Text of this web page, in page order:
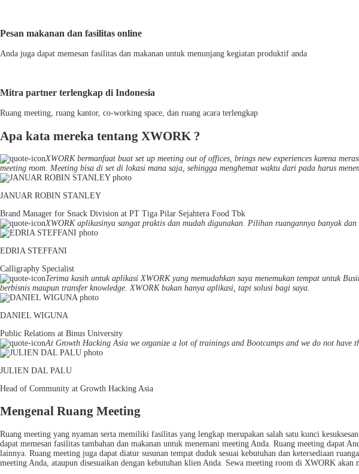
Pesan makanan dan fasilitas online
Anda juga dapat memesan fasilitas dan makanan untuk menunjang kegiatan produktif anda
Mitra partner terlengkap di Indonesia
Ruang meeting, ruang kantor, co-working space, dan ruang acara terlengkap
Apa kata mereka tentang XWORK ?
XWORK bermanfaat buat set up meeting out of offices, brings new experiences karena
meeting room. Meeting bisa di set di lokasi mana saja, sehingga menghemat waktu dari pada harus
JANUAR ROBIN STANLEY
Brand Manager for Snack Division at PT Tiga Pilar Sejahtera Food Tbk
XWORK aplikasinya sangat praktis dan mudah digunakan. Pilihan ruangannya banyak
EDRIA STEFFANI
Calligraphy Specialist
Terima kasih untuk aplikasi XWORK yang memudahkan saya menemukan tempat untuk
berbisnis maupun transfer knowledge. XWORK bukan hanya aplikasi, tapi solusi bagi saya.
DANIEL WIGUNA
Public Relations at Binus University
At Growth Hacking Asia we organize a lot of trainings and Bootcamps and we do not have
JULIEN DAL PALU
Head of Community at Growth Hacking Asia
Mengenal Ruang Meeting
Ruang meeting yang nyaman serta memiliki fasilitas yang lengkap merupakan salah satu kunci
dapat memesan fasilitas tambahan dan makanan untuk menemani meeting Anda. Ruang meeting dapat
lainnya. Ruang meeting juga dapat diatur susunan tempat duduk sesuai kebutuhan dan ketersediaan
meeting Anda, ataupun disesuaikan dengan kebutuhan klien Anda. Sewa meeting room di XWORK